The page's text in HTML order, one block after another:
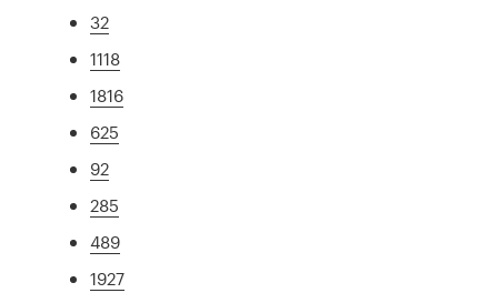
32
1118
1816
625
92
285
489
1927